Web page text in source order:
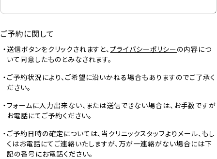
ご予約に関して
送信ボタンをクリックされますと、プライバシーポリシーの内容につ
いて同意したものとみなされます。
ご予約状況により、ご希望に沿いかねる場合もありますのでご了承く
ださい。
フォームに入力出来ない、または送信できない場合は、お手数ですが
お電話にてご予約ください。
ご予約日時の確定については、当クリニックスタッフよりメール、もし
くはお電話にてご連絡いたしますが、万が一連絡がない場合には下
記の番号にお電話ください。